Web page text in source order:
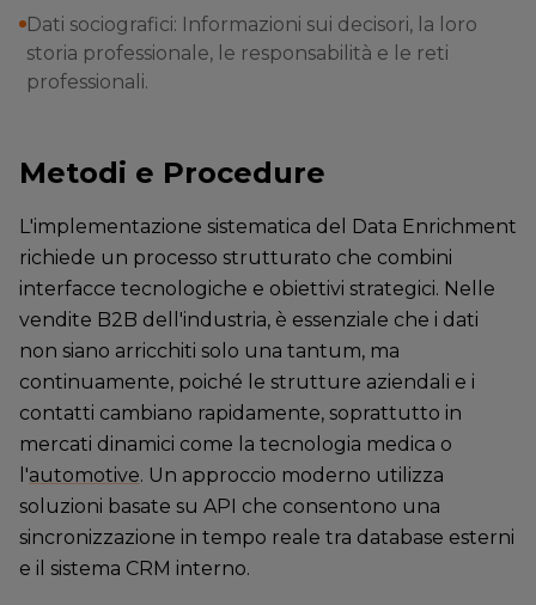
Dati sociografici: Informazioni sui decisori, la loro
storia professionale, le responsabilità e le reti
professionali.
Metodi e Procedure
L'implementazione sistematica del Data Enrichment
richiede un processo strutturato che combini
interfacce tecnologiche e obiettivi strategici. Nelle
vendite B2B dell'industria, è essenziale che i dati
non siano arricchiti solo una tantum, ma
continuamente, poiché le strutture aziendali e i
contatti cambiano rapidamente, soprattutto in
mercati dinamici come la tecnologia medica o
l'automotive. Un approccio moderno utilizza
soluzioni basate su API che consentono una
sincronizzazione in tempo reale tra database esterni
e il sistema CRM interno.